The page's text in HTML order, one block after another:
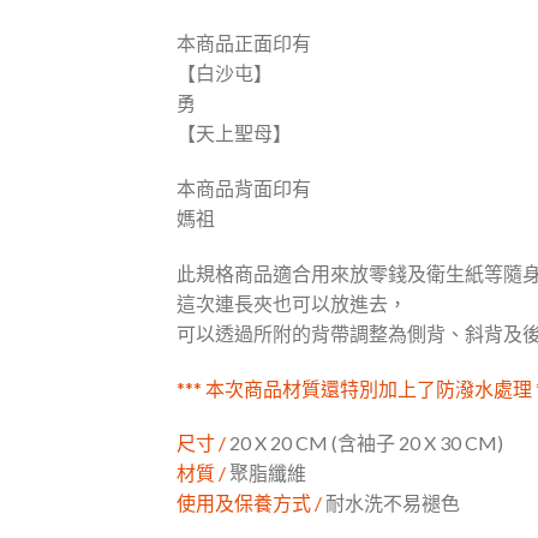
本商品正面印有
【白沙屯】
勇
【天上聖母】
本商品背面印有
媽祖
此規格商品適合用來放零錢及衛生紙等隨
這次連長夾也可以放進去，
可以透過所附的背帶調整為側背、斜背及
*** 本次商品材質還特別加上了防潑水處理
尺寸 / 20 X 20 CM (含袖子 20 X 30 CM)
材質 /聚脂纖維
使用及保養方式 /耐水洗不易褪色